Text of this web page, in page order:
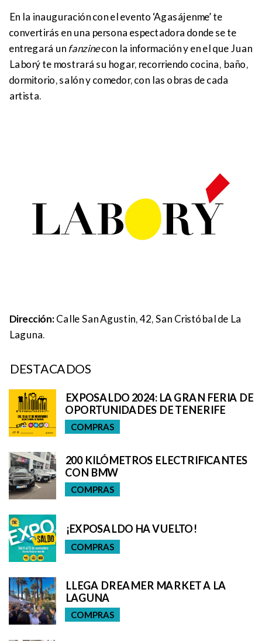
En la inauguración con el evento ‘Agasájenme’ te
convertirás en una persona espectadora donde se te
entregará un fanzinecon la información y en el que Juan
Laborý te mostrará su hogar, recorriendo cocina, baño,
dormitorio, salón y comedor, con las obras de cada
artista.
Dirección:Calle San Agustin, 42, San Cristóbal de La
Laguna.
DESTACADOS
EXPOSALDO 2024: LA GRAN FERIA DE
OPORTUNIDADES DE TENERIFE
COMPRAS
200 KILÓMETROS ELECTRIFICANTES
CON BMW
COMPRAS
¡EXPOSALDO HA VUELTO!
COMPRAS
LLEGA DREAMER MARKET A LA
LAGUNA
COMPRAS